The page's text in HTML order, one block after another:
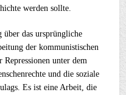
werden sollte.
über das ursprüngliche
der kommunistischen
Repressionen unter dem
und die soziale
Es ist eine Arbeit, die